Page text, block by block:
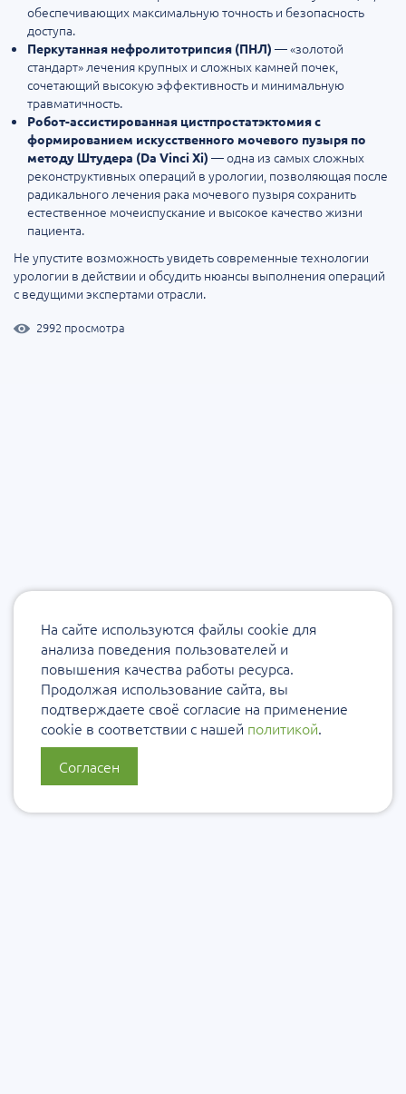
обеспечивающих максимальную точность и безопасность
доступа.
Перкутанная нефролитотрипсия (ПНЛ) — «золотой
стандарт» лечения крупных и сложных камней почек,
сочетающий высокую эффективность и минимальную
травматичность.
Робот-ассистированная цистпростатэктомия с
формированием искусственного мочевого пузыря по
методу Штудера (Da Vinci Xi) — одна из самых сложных
реконструктивных операций в урологии, позволяющая после
радикального лечения рака мочевого пузыря сохранить
естественное мочеиспускание и высокое качество жизни
пациента.
Не упустите возможность увидеть современные технологии
урологии в действии и обсудить нюансы выполнения операций
с ведущими экспертами отрасли.
2992 просмотра
На сайте используются файлы cookie для
анализа поведения пользователей и
повышения качества работы ресурса.
Продолжая использование сайта, вы
подтверждаете своё согласие на применение
cookie в соответствии с нашей политикой.
Согласен